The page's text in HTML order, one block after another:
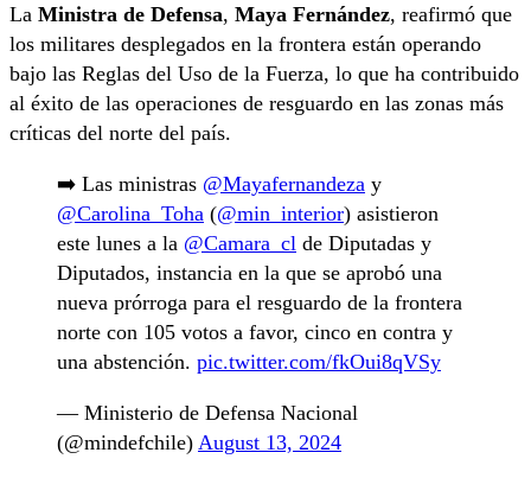
La Ministra de Defensa, Maya Fernández, reafirmó que
los militares desplegados en la frontera están operando
bajo las Reglas del Uso de la Fuerza, lo que ha contribuido
al éxito de las operaciones de resguardo en las zonas más
críticas del norte del país.
➡️ Las ministras @Mayafernandeza y
@Carolina_Toha (@min_interior) asistieron
este lunes a la @Camara_cl de Diputadas y
Diputados, instancia en la que se aprobó una
nueva prórroga para el resguardo de la frontera
norte con 105 votos a favor, cinco en contra y
una abstención. pic.twitter.com/fkOui8qVSy
— Ministerio de Defensa Nacional
(@mindefchile) August 13, 2024